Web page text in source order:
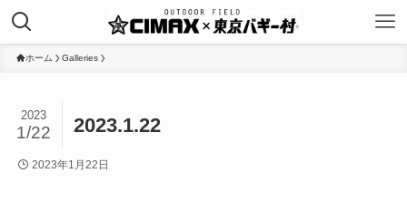
ホーム Galleries
2023.1.22
2023
1/22
2023年1月22日